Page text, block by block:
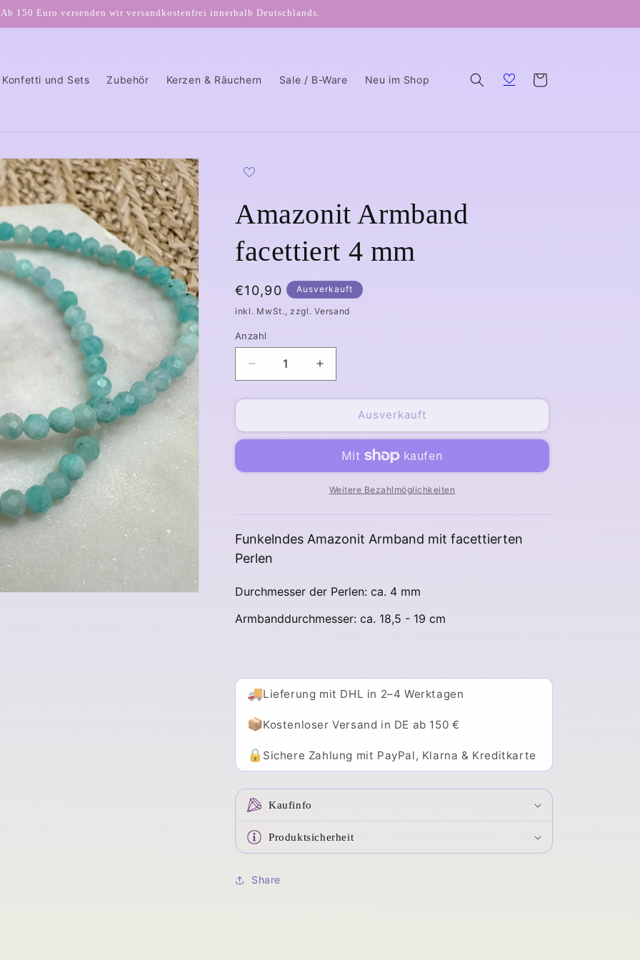
Ab 150 Euro versenden wir versandkostenfrei innerhalb Deutschlands.
Konfetti und Sets Zubehör Kerzen & Räuchern Sale / B-Ware Neu im Shop Warenkorb
Amazonit Armband
facettiert 4 mm
Normaler
Preis
€10,90 Ausverkauft
inkl. MwSt., zzgl. Versand
Anzahl
Verringere
die
Menge
Amazonit
4
Erhöhe
die
Menge
Amazonit
facettiert
4
mm
Ausverkauft
Weitere Bezahlmöglichkeiten
Funkelndes Amazonit Armband mit facettierten
Perlen
Durchmesser der Perlen: ca. 4 mm
Armbanddurchmesser: ca. 18,5 - 19 cm
🚚Lieferung mit DHL in 2–4 Werktagen
📦Kostenloser Versand in DE ab 150 €
🔒 Sichere Zahlung mit PayPal, Klarna & Kreditkarte
Kaufinfo
Produktsicherheit
Share